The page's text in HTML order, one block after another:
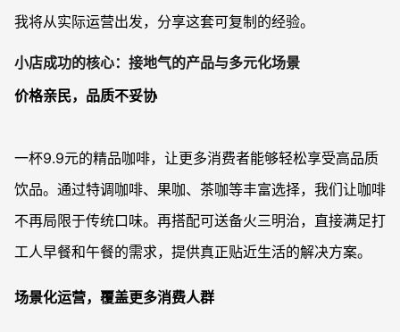
我将从实际运营出发，分享这套可复制的经验。
小店成功的核心：接地气的产品与多元化场景
价格亲民，品质不妥协
一杯9.9元的精品咖啡，让更多消费者能够轻松享受高品质
饮品。通过特调咖啡、果咖、茶咖等丰富选择，我们让咖啡
不再局限于传统口味。再搭配可送备火三明治，直接满足打
工人早餐和午餐的需求，提供真正贴近生活的解决方案。
场景化运营，覆盖更多消费人群